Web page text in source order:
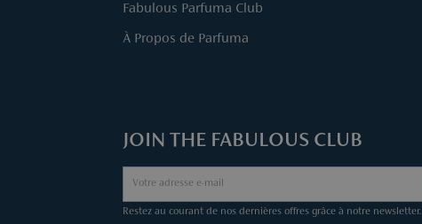
Fabulous Parfuma Club
À Propos de Parfuma
JOIN THE FABULOUS CLUB
Restez au courant de nos dernières offres grâce à notre newsletter.